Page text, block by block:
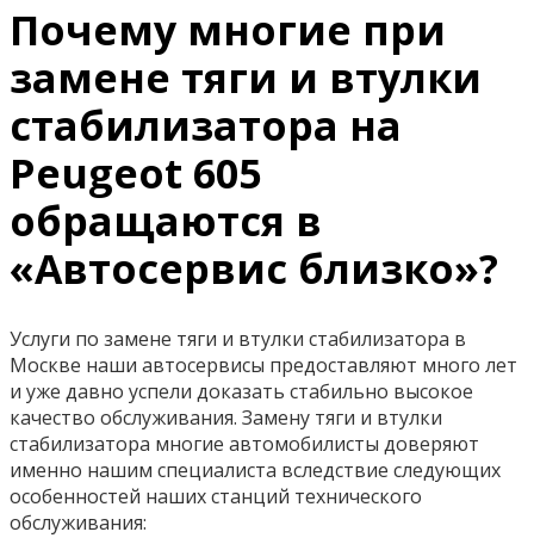
Почему многие при
замене тяги и втулки
стабилизатора на
Peugeot 605
обращаются в
«Автосервис близко»?
Услуги по замене тяги и втулки стабилизатора в
Москве наши автосервисы предоставляют много лет
и уже давно успели доказать стабильно высокое
качество обслуживания. Замену тяги и втулки
стабилизатора многие автомобилисты доверяют
именно нашим специалиста вследствие следующих
особенностей наших станций технического
обслуживания: